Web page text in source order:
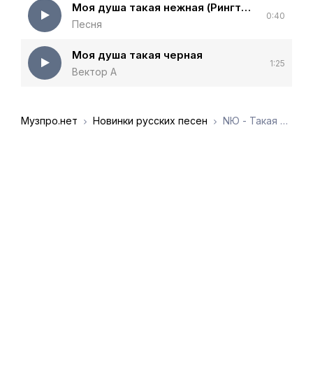
Моя душа такая нежная (Рингтон)
Песня
0:40
Моя душа такая черная
Вектор А
1:25
Музпро.нет Новинки русских песен NЮ - Такая красивая